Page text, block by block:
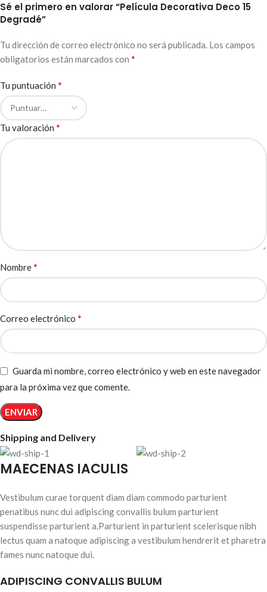
Sé el primero en valorar “Película Decorativa Deco 15
Degradé”
Tu dirección de correo electrónico no será publicada. Los campos
obligatorios están marcados con *
Tu puntuación *
Tu valoración *
Nombre*
Correo electrónico *
Guarda mi nombre, correo electrónico y web en este navegador
para la próxima vez que comente.
Shipping and Delivery
MAECENAS IACULIS
Vestibulum curae torquent diam diam commodo parturient
penatibus nunc dui adipiscing convallis bulum parturient
suspendisse parturient a.Parturient in parturient scelerisque nibh
lectus quam a natoque adipiscing a vestibulum hendrerit et pharetra
fames nunc natoque dui.
ADIPISCING CONVALLIS BULUM